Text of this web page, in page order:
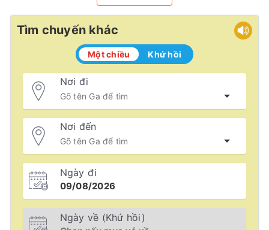
Tìm chuyến khác
Một chiều Khứ hồi
Nơi đi
Nơi đến
Ngày đi
Ngày về (Khứ hồi)